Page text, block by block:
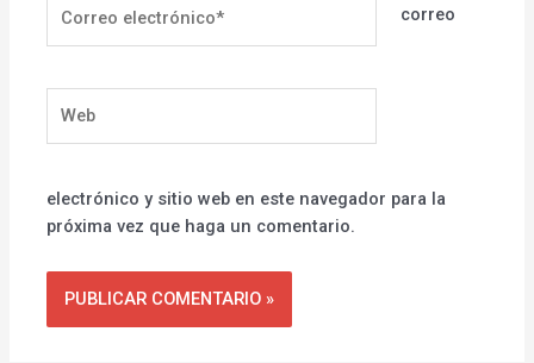
electrónico*
correo
electrónico y sitio web en este navegador para la
próxima vez que haga un comentario.